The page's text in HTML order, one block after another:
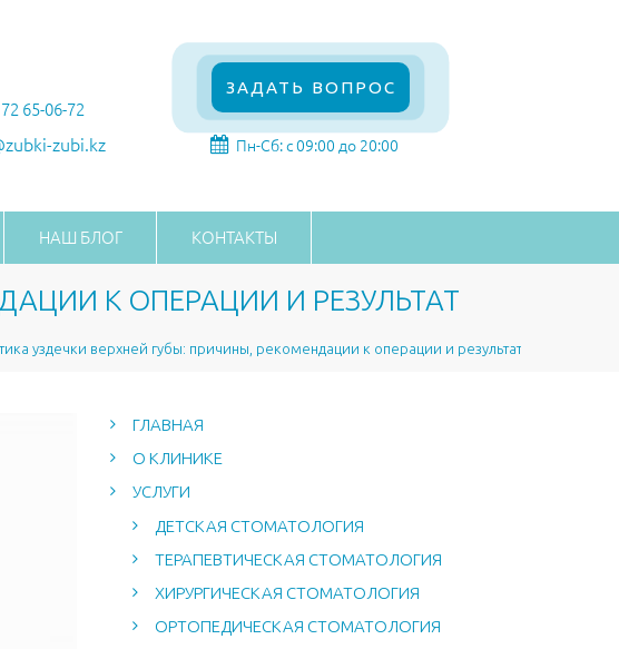
65-06-72
zubi.kz
ЗАДАТЬ ВОПРОС
Пн-Сб: с 09:00 до 20:00
НАШ БЛОГ КОНТАКТЫ
К ОПЕРАЦИИ И РЕЗУЛЬТАТ
уздечки верхней губы: причины, рекомендации к операции и результат
ГЛАВНАЯ
О КЛИНИКЕ
УСЛУГИ
ДЕТСКАЯ СТОМАТОЛОГИЯ
ТЕРАПЕВТИЧЕСКАЯ СТОМАТОЛОГИЯ
ХИРУРГИЧЕСКАЯ СТОМАТОЛОГИЯ
ОРТОПЕДИЧЕСКАЯ СТОМАТОЛОГИЯ